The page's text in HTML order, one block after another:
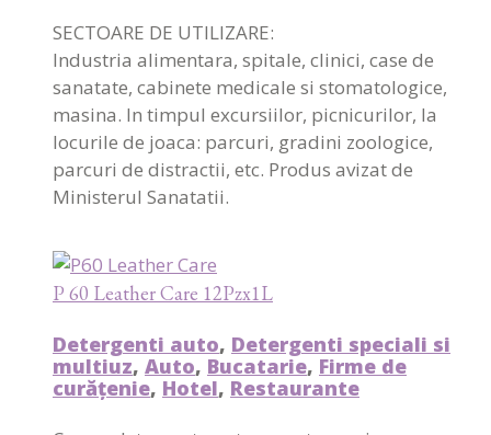
SECTOARE DE UTILIZARE:
Industria alimentara, spitale, clinici, case de
sanatate, cabinete medicale si stomatologice,
masina. In timpul excursiilor, picnicurilor, la
locurile de joaca: parcuri, gradini zoologice,
parcuri de distractii, etc. Produs avizat de
Ministerul Sanatatii.
P 60 Leather Care 12Pzx1L
Detergenti auto, Detergenti speciali si
multiuz, Auto, Bucatarie, Firme de
curățenie, Hotel, Restaurante